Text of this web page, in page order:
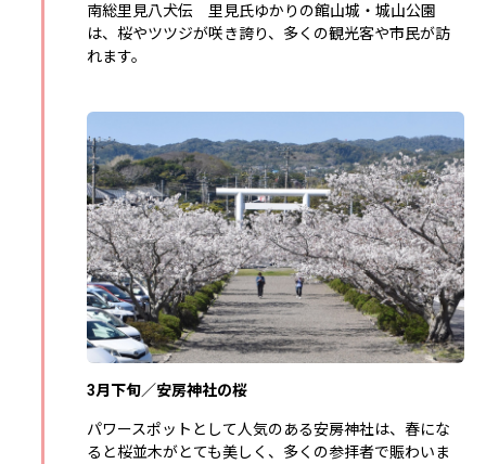
南総里見八犬伝 里見氏ゆかりの館山城・城山公園
は、桜やツツジが咲き誇り、多くの観光客や市民が訪
れます。
3月下旬／安房神社の桜
パワースポットとして人気のある安房神社は、春にな
ると桜並木がとても美しく、多くの参拝者で賑わいま